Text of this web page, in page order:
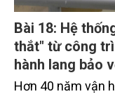
Bài 18: Hệ
thắt" từ công
hành lang bảo
Hơn 40 năm vận